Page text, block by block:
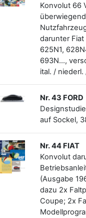
Konvolut 66
darunter Fiat
625N1,
693N...,
ital. / niederl.
Nr. 43 FORD
auf Sockel,
Nr. 44 FIAT
Konvolut
(Ausgabe
dazu 2x
Coupe; 2x